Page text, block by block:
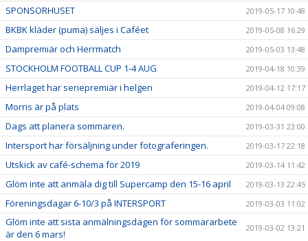
SPONSORHUSET 2019-05-17 10:48
BKBK kläder (puma) säljes i Caféet 2019-05-08 16:29
Dampremiär och Herrmatch 2019-05-03 13:48
STOCKHOLM FOOTBALL CUP 1-4 AUG 2019-04-18 10:39
Herrlaget har seriepremiär i helgen 2019-04-12 17:17
Morris är på plats 2019-04-04 09:08
Dags att planera sommaren. 2019-03-31 23:00
Intersport har försäljning under fotograferingen. 2019-03-17 22:18
Utskick av café-schema för 2019 2019-03-14 11:42
Glöm inte att anmäla dig till Supercamp den 15-16 april 2019-03-13 22:45
Föreningsdagar 6-10/3 på INTERSPORT 2019-03-03 11:02
Glöm inte att sista anmälningsdagen för sommararbete
är den 6 mars!
2019-03-02 13:21